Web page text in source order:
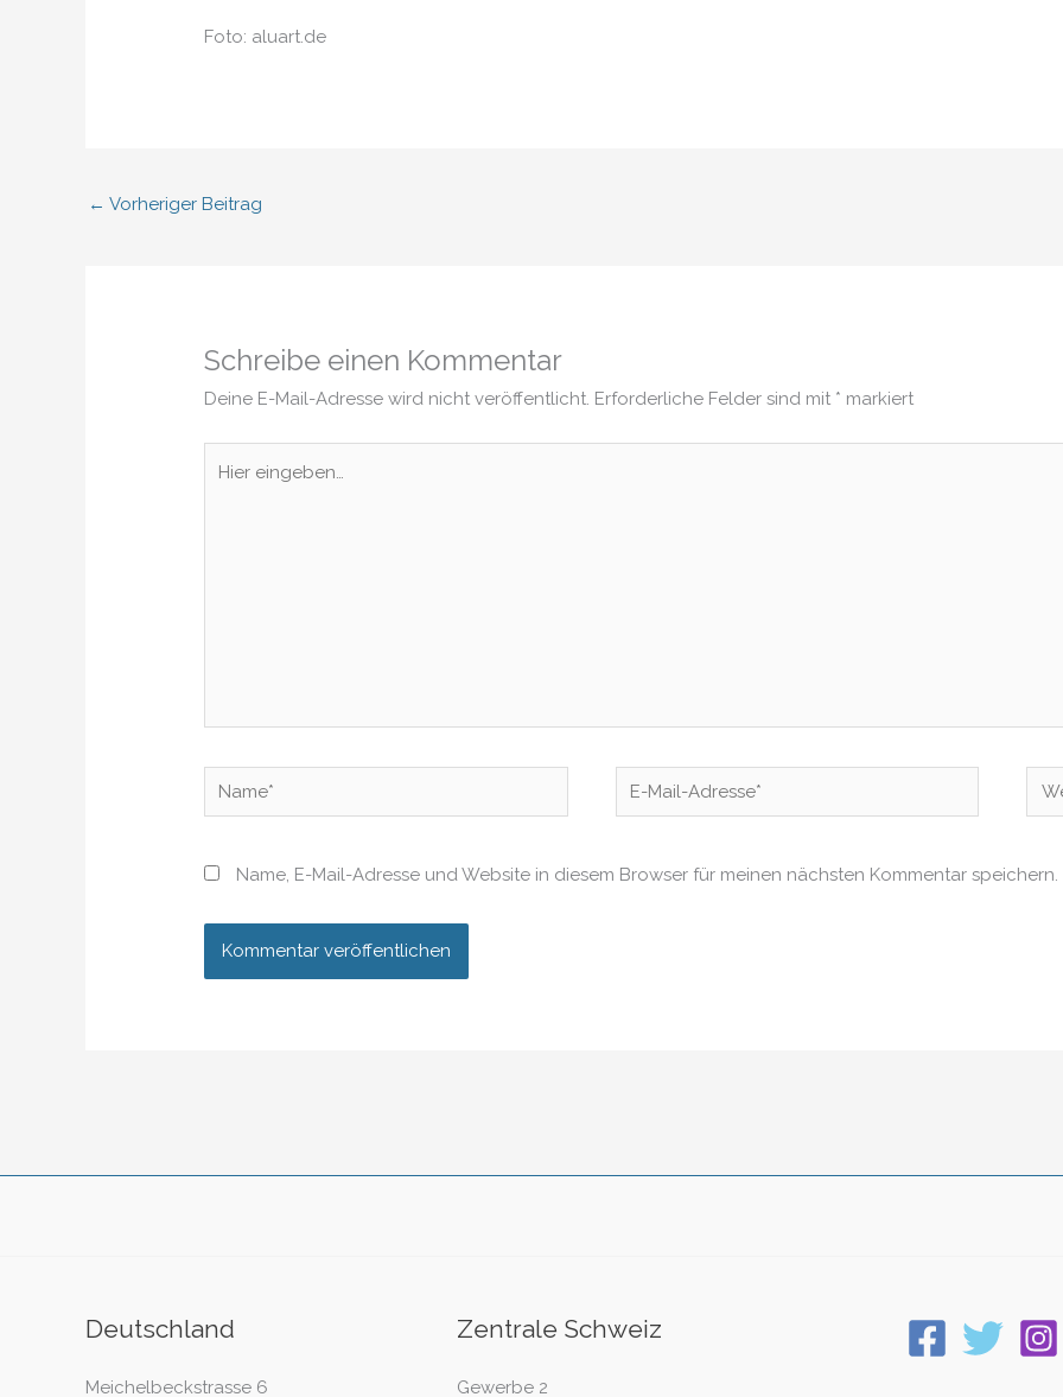
Foto: aluart.de
← Vorheriger Beitrag
Schreibe einen Kommentar
Deine E-Mail-Adresse wird nicht veröffentlicht. Erforderliche Felder sind mit * markiert
eingeben…
Name*
E-
Mail-
Name, E-Mail-Adresse und Website in diesem Browser für meinen nächsten Kommentar speichern.
Deutschland
Meichelbeckstrasse 6
Zentrale Schweiz
Gewerbe 2